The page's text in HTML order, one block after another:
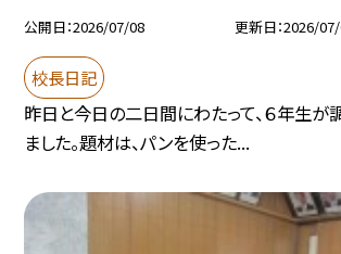
公開日 2026/07/08 更新日 2026/
校長日記
昨日と今日の二日間にわたって、６年生
ました。題材は、パンを使った...